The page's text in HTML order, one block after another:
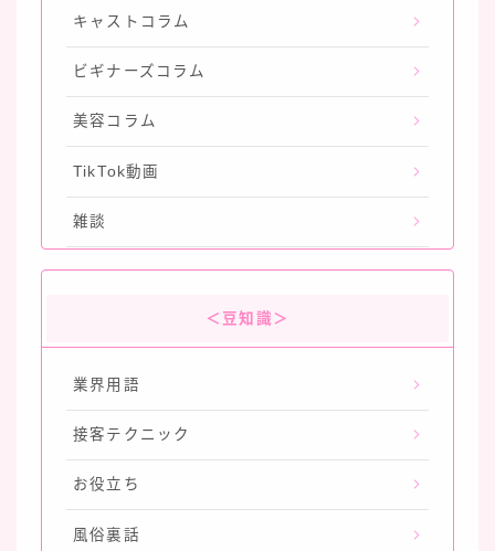
キャストコラム
ビギナーズコラム
美容コラム
TikTok動画
雑談
＜豆知識＞
業界用語
接客テクニック
お役立ち
風俗裏話